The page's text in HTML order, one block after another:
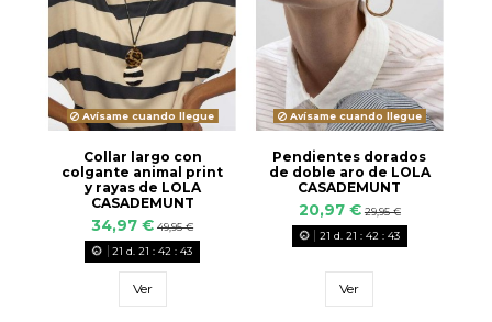
Avísame cuando llegue
Collar largo con
colgante animal print
y rayas de LOLA
CASADEMUNT
34,97 € 49,95 €
21 d. 21 : 42 : 42
Ver
Avísame cuando llegue
Pendientes dorados
de doble aro de LOLA
CASADEMUNT
20,97 € 29,95 €
21 d. 21 : 42 : 42
Ver